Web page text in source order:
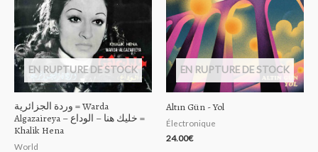
EN RUPTURE DE STOCK
وردة الجزائرية = Warda
Algazaireya – خليك هنا – الوداع =
Khalik Hena
World
EN RUPTURE DE STOCK
Altın Gün ‎- Yol
Électronique
24.00€